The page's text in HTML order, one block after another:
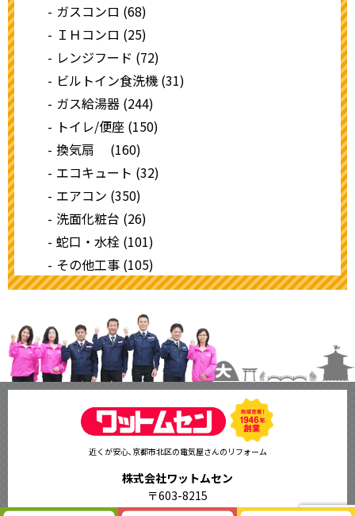
ガスコンロ (68)
ＩＨコンロ (25)
レンジフード (72)
ビルトイン食洗機 (31)
ガス給湯器 (244)
トイレ/便座 (150)
換気扇 (160)
エコキュート (32)
エアコン (350)
洗面化粧台 (26)
蛇口・水栓 (101)
その他工事 (105)
近くが安心､京都市北区の電気屋さんのリフォーム
株式会社ワットムセン
〒603-8215
京都市北区紫野下門前町63（北大路大宮上がる）